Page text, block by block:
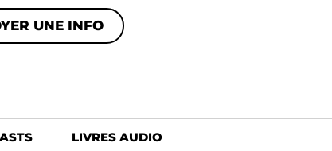
UNE INFO
LIVRES AUDIO